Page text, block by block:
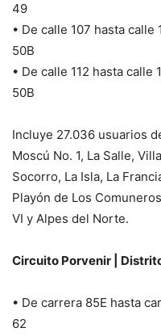
49
• De calle 107 hasta
50B
• De calle 112 hasta
50B
Incluye 27.036 usuarios
Moscú No. 1, La Salle,
Socorro, La Isla, La
Playón de Los
VI y Alpes del Norte.
Circuito Porvenir |
• De carrera 85E hasta
62